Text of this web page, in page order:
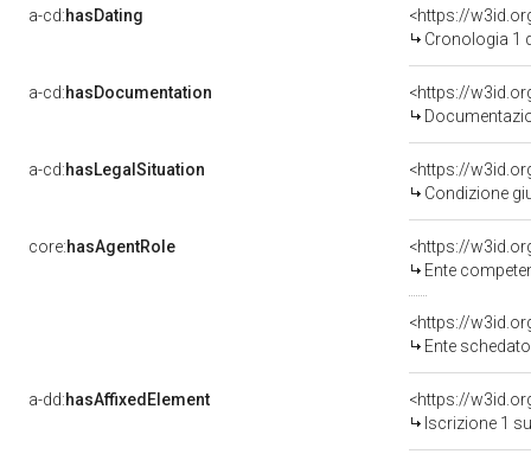
a-cd:hasDating
<https://
Cronologia 1
a-cd:hasDocumentation
a-cd:hasLegalSituation
Condizione
core:hasAgentRole
<https://
Ente competente
<https://
Ente
a-dd:hasAffixedElement
<https://
Iscrizione 1